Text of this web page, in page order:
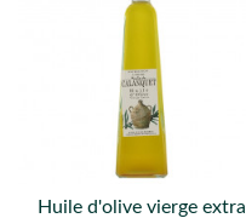
Huile d'olive vierge extra